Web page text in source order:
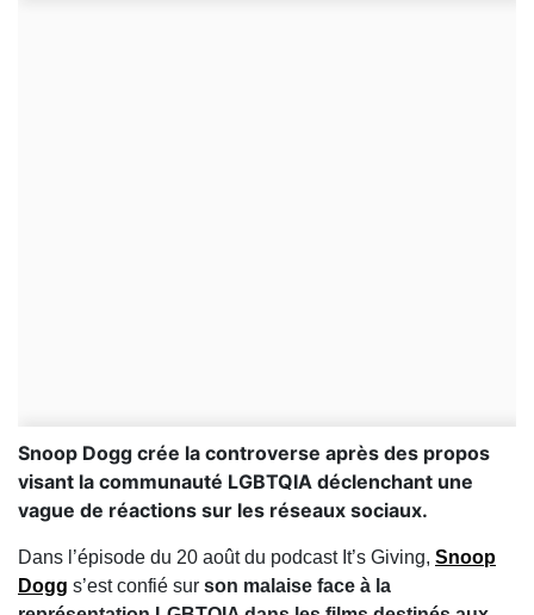
Snoop Dogg crée la controverse après des propos
visant la communauté LGBTQIA déclenchant une
vague de réactions sur les réseaux sociaux.
Dans l’épisode du 20 août du podcast It’s Giving, Snoop
Dogg s’est confié sur son malaise face à la